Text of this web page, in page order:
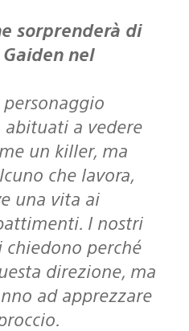
nel
abituati a vedere
un killer, ma
che lavora,
una vita ai
I nostri
perché
direzione, ma
ad apprezzare